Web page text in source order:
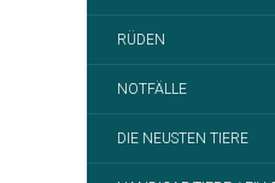
RÜDEN
NOTFÄLLE
DIE NEUSTEN TIERE